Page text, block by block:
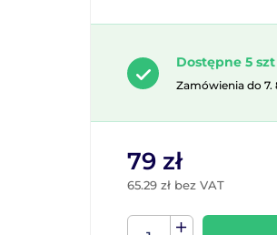
Dostępne 5 szt
Zamówienia do 7.
79 zł
65.29 zł bez VAT